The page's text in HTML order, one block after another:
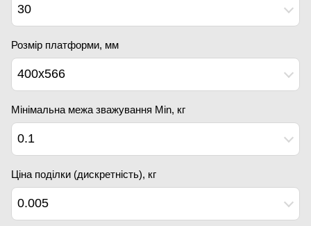
30
Розмір платформи, мм
400х566
Мінімальна межа зважування Min, кг
0.1
Ціна поділки (дискретність), кг
0.005